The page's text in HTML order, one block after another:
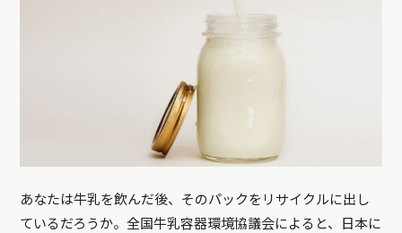
あなたは牛乳を飲んだ後、そのパックをリサイクルに出し
ているだろうか。全国牛乳容器環境協議会によると、日本に